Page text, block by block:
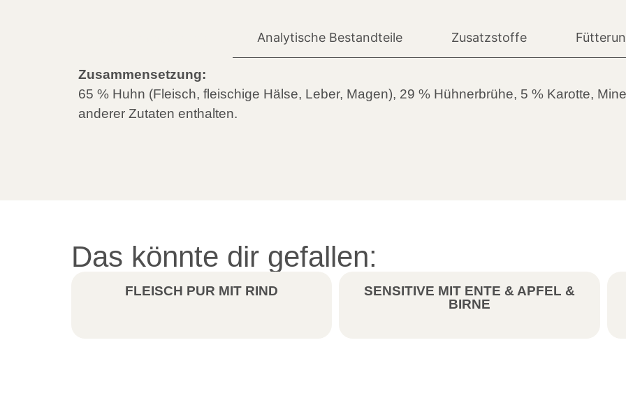
Analytische Bestandteile Zusatzstoffe
Zusammensetzung:
65 % Huhn (Fleisch, fleischige Hälse, Leber, Magen), 29 % Hühnerbrühe, 5 % Karotte,
anderer Zutaten enthalten.
Das könnte dir gefallen:
FLEISCH PUR MIT RIND
SENSITIVE MIT ENTE & APFEL &
BIRNE